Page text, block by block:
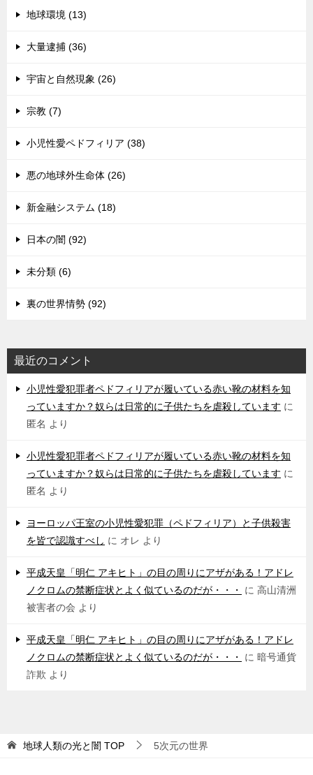
地球環境 (13)
大量逮捕 (36)
宇宙と自然現象 (26)
宗教 (7)
小児性愛ペドフィリア (38)
悪の地球外生命体 (26)
新金融システム (18)
日本の闇 (92)
未分類 (6)
裏の世界情勢 (92)
最近のコメント
小児性愛犯罪者ペドフィリアが履いている赤い靴の材料を知
っていますか？奴らは日常的に子供たちを虐殺しています に
匿名 より
小児性愛犯罪者ペドフィリアが履いている赤い靴の材料を知
っていますか？奴らは日常的に子供たちを虐殺しています に
匿名 より
ヨーロッパ王室の小児性愛犯罪（ペドフィリア）と子供殺害
を皆で認識すべし に オレ より
平成天皇「明仁 アキヒト」の目の周りにアザがある！アドレ
ノクロムの禁断症状とよく似ているのだが・・・
に 高山清洲
被害者の会 より
平成天皇「明仁 アキヒト」の目の周りにアザがある！アドレ
ノクロムの禁断症状とよく似ているのだが・・・
に 暗号通貨
詐欺 より
地球人類の光と闇 TOP 5次元の世界